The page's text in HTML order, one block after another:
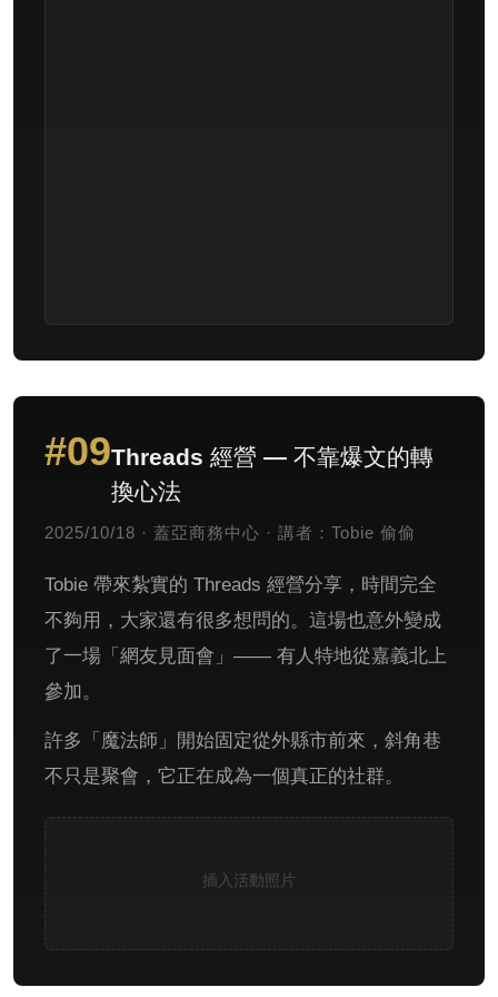
#09Threads 經營 — 不靠爆文的轉
換心法
2025/10/18 · 蓋亞商務中心 · 講者：Tobie 偷偷
Tobie 帶來紮實的 Threads 經營分享，時間完全
不夠用，大家還有很多想問的。這場也意外變成
了一場「網友見面會」—— 有人特地從嘉義北上
參加。
許多「魔法師」開始固定從外縣市前來，斜角巷
不只是聚會，它正在成為一個真正的社群。
插入活動照片